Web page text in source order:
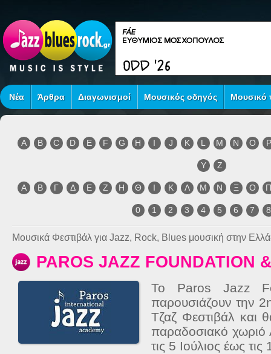
Νέα Άρθρα Διαγωνισμοί Μουσικός οδηγός Μουσικό
A B C D E F G H I J K L M N O P
Y Z
Α Β Γ Δ Ε Ζ Η Θ Ι Κ Λ Μ Ν Ξ Ο
0 1 2 3 4 5 6 7 8
Μουσικά Φεστιβάλ για Jazz, Rock, Blues μουσική στην
PAROS JAZZ FOUNDATION
Το Paros Jazz
παρουσιάζουν την
Τζαζ Φεστιβάλ και
παραδοσιακό
τις 5 Ιούλιος έως